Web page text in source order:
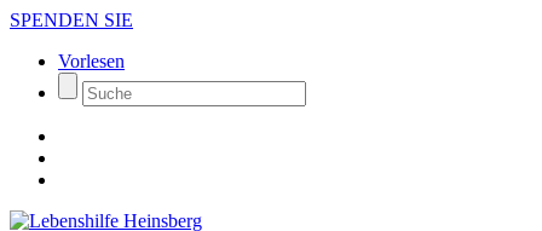
SPENDEN SIE
Vorlesen